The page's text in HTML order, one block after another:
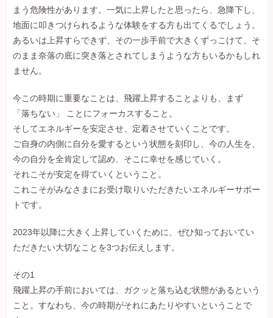
まう危険性があります。一気に上昇したと思ったら、急降下し、
地面に叩きつけられるような体験をする方も出てくるでしょう。
あるいは上昇すらできず、その一歩手前で大きくずっこけて、そ
のまま奈落の底に突き落とされてしまうような方もいるかもしれ
ません。
今この時期に重要なことは、飛躍上昇することよりも、まず
「落ちない」 ことにフォーカスすること。
そしてエネルギーを安定させ、定着させていくことです。
ご自身の内側に自分を愛するという状態を刻印し、今の人生を、
今の自分を全肯定して認め、そこに幸せを感じていく。
それこそが安定を得ていくということ。
これこそがみなさまにお受け取りいただきたいエネルギーサポー
トです。
2023年以降に大きく上昇していくために、ぜひ知っておいてい
ただきたい大切なことを3つお伝えします。
その1
飛躍上昇の手前においては、ガクッと落ち込む状態があるという
こと。すなわち、今の時期がそれにあたりやすいということで